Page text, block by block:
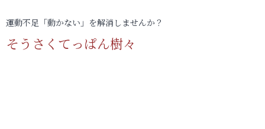
運動不足「動かない」を解消しませんか？
そうさくてっぱん樹々